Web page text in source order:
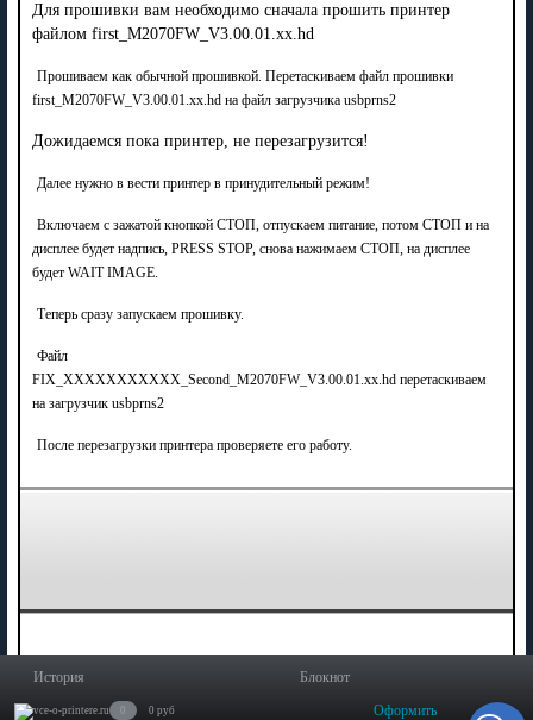
Для прошивки вам необходимо сначала прошить принтер
файлом first_M2070FW_V3.00.01.xx.hd
Прошиваем как обычной прошивкой. Перетаскиваем файл прошивки
first_M2070FW_V3.00.01.xx.hdна файл загрузчика usbprns2
Дожидаемся пока принтер, не перезагрузится!
Далее нужно в вести принтер в принудительный режим!
Включаем с зажатой кнопкой СТОП, отпускаем питание, потом СТОП и на
дисплее будет надпись, PRESS STOP, снова нажимаем СТОП,на дисплее
будет WAIT IMAGE.
Теперь сразу запускаем прошивку.
Файл
FIX_XXXXXXXXXXX_Second_M2070FW_V3.00.01.xx.hdперетаскиваем
на загрузчик usbprns2
После перезагрузки принтера проверяете его работу.
История Блокнот
0 0 руб Оформить